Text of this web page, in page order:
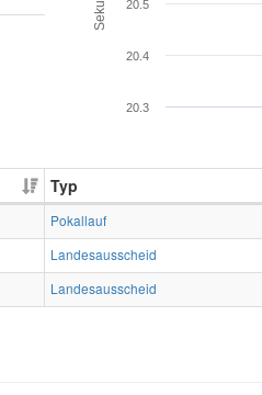
20.3
20.4
20.5
Typ
Pokallauf
Landesausscheid
Landesausscheid